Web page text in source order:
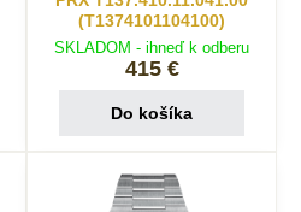
(T1374101104100)
SKLADOM - ihneď k odberu
415 €
Do košíka